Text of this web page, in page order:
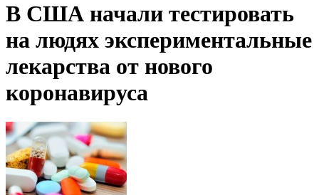
В США начали тестировать
на людях экспериментальные
лекарства от нового
коронавируса